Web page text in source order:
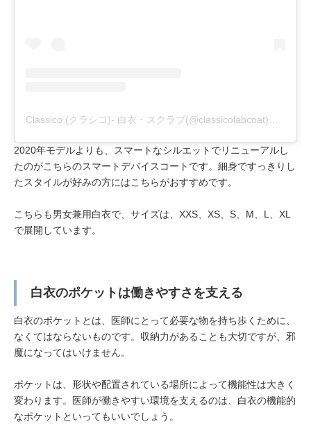
Classico (クラシコ)- 白衣・スクラブ(@classicolabcoat)がシェアした投稿
2020年モデルよりも、スマートなシルエットでリニューアルし
たのがこちらのスマートデバイスコートです。細身ですっきりし
たスタイルが好みの方にはこちらがおすすめです。
こちらも男女兼用白衣で、サイズは、XXS、XS、S、M、L、XL
で展開しています。
白衣のポケットは働きやすさを支える
白衣のポケットとは、医師にとって必要な物を持ち歩くために、
なくてはならないものです。収納力があることも大切ですが、邪
魔になってはいけません。
ポケットは、形状や配置されている場所によって機能性は大きく
変わります。医師が働きやすい環境を支えるのは、白衣の機能的
なポケットといってもいいでしょう。